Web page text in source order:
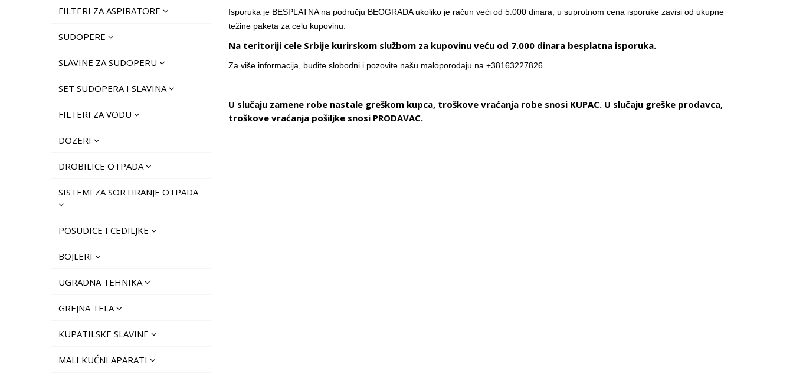
FILTERI ZA ASPIRATORE
SUDOPERE
SLAVINE ZA SUDOPERU
SET SUDOPERA I SLAVINA
FILTERI ZA VODU
DOZERI
DROBILICE OTPADA
SISTEMI ZA SORTIRANJE OTPADA
POSUDICE I CEDILJKE
BOJLERI
UGRADNA TEHNIKA
GREJNA TELA
KUPATILSKE SLAVINE
MALI KUĆNI APARATI
Isporuka je BESPLATNA na području BEOGRADA ukoliko je račun veći od 5.000 dinara, u suprotnom cena isporuke zavisi od ukupne
težine paketa za celu kupovinu.
Na teritoriji cele Srbije kurirskom službom za kupovinu veću od 7.000 dinara besplatna isporuka.
Za više informacija, budite slobodni i pozovite našu maloporodaju na +38163227826.
U slučaju zamene robe nastale greškom kupca, troškove vraćanja robe snosi KUPAC. U slučaju greške prodavca,
troškove vraćanja pošiljke snosi PRODAVAC.